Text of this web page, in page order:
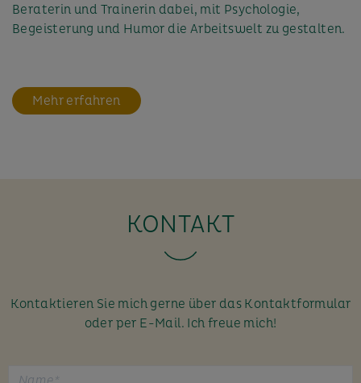
Beraterin und Trainerin dabei, mit Psychologie,
Begeisterung und Humor die Arbeitswelt zu gestalten.
Mehr erfahren
KONTAKT
Kontaktieren Sie mich gerne über das Kontaktformular
oder per E-Mail. Ich freue mich!